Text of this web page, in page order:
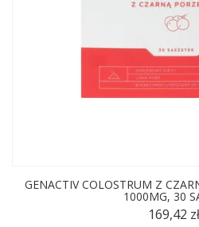
GENACTIV COLOSTRUM Z
1000MG, 30
169,42 zł